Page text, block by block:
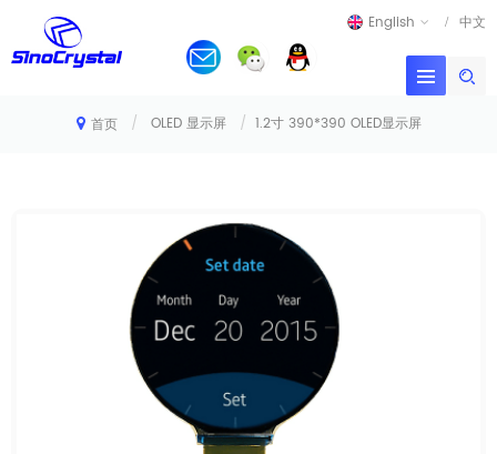
English 中文
首页 / OLED 显示屏 / 1.2寸 390*390 OLED显示屏